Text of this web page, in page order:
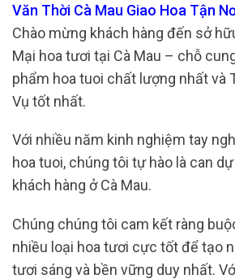
Văn Thời Cà Mau Giao Hoa Tận
Chào mừng khách hàng đến sở
Mại hoa tươi tại Cà Mau – chỗ
phẩm hoa tuoi chất lượng nhất và
Vụ tốt nhất.
Với nhiều năm kinh nghiệm tay
hoa tuoi, chúng tôi tự hào là can
khách hàng ở Cà Mau.
Chúng chúng tôi cam kết ràng
nhiều loại hoa tươi cực tốt để tạo
tươi sáng và bền vững duy nhất.